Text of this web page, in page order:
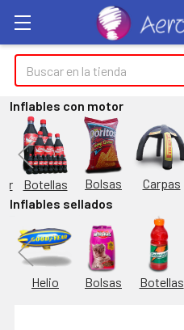
Buscar
Inflables con motor
Botellas Bolsas Carpas
Inflables sellados
Helio Bolsas Botellas